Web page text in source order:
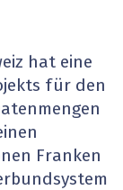
hat eine
für den
Franken